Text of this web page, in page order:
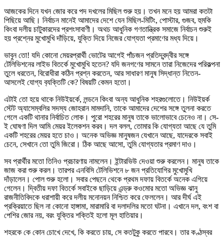
আজকের দিনে যখন জোর করে পদ দখলের মিছিল শুরু হয়। তখন মনে হয় আমরা কতটা
পিছিয়ে আছি। নির্বাচন মানেই আমাদের দেশে যেন মিছিল-মিটিং, পোস্টার, গুজব, হুমকি
কিংবা দলীয় চাটুকারদের প্রশংসাবাণী। অথচ আধুনিক গণতান্ত্রিক সমাজে নির্বাচন শুরুই
হয় প্রশ্নের মুখোমুখি দাঁড়িয়ে, যুক্তি দিয়ে নিজের যোগ্যতা প্রমাণের মধ্য দিয়ে।
ভাবুন তো! যদি কোনো মেয়রপ্রার্থী ভোটের আগেই পাঁচজন প্রতিদ্বন্দ্বীর সঙ্গে
টেলিভিশনের লাইভ বিতর্কে মুখোমুখি হতেন? যদি জনগণের সামনে তারা নিজেদের পরিকল্পনা
তুলে ধরতেন, বিরোধীরা কঠিন প্রশ্ন করতেন, আর সাধারণ মানুষ সিদ্ধান্ত নিতেন-
আসলেই যোগ্য ব‍্যক্তিটি কে? বিষয়টি কেমন হতো।
এটাই তো হয়ে থাকে নিউইয়র্কে, লন্ডনে কিংবা অন্য আধুনিক শহরগুলোতে। নিউইয়র্ক
স্টেট অ্যাসেম্বলির সদস্য জোহরান মামদানি, তাকে আমাদের দেশের সঙ্গে তুলনা করতে
গেলে একটি থানার নির্বাচিত লোক। পুরো শহরের মানুষ তাকে ভালোভাবে চেনেও না। সে-
ই ঘোষণা দিল আমি মেয়র ইলেকশন করব। দল বলল, তোমার কি যোগ্যতা আছে যে তুমি
একটি শহরের মেয়র হতে চাও। অনেক অভিজ্ঞ মানুষজন যেখানে আছে, যাদেরকে সবাই
চেনে, সেখানে তো তুমি জিরো। ঠিক আছে আসো, তুমি যোগ্যতার প্রমাণ দাও।
সব প্রার্থীর মতো তিনিও প্রচারণায় নামলেন। ইন্টারভিউ দেওয়া শুরু করলেন। মানুষ তাকে
জাজ করা শুরু করল। তারপর এনবিসি টেলিভিশনে ৮ জন প্রতিযোগির মুখোমুখি
দাঁড়ালেন। পোল শুরু হলো। সবার পেছনে থেকে প্রথম দফায় বিতর্কে অনেক এগিয়ে
গেলেন। দ্বিতীয় দফা বিতর্কে সবাইকে ছাড়িয়ে এন্ড্রু কওমোর মতো অভিজ্ঞ ঝানু
রাজনীতিবিদকে ধরাশায়ী করে দলীয় মনোনয়ন নিশ্চিত করে ফেললেন। আর দীর্ঘ এই
প্রক্রিয়াতে ছিল না কোনো হাঙ্গামা, মারামারি বা দলাদলির মতো ঘটনা। এখানে দল, বংশ বা
পেশির জোর নয়, বরং যুক্তির শক্তিই হলো মূল হাতিয়ার।
শহরকে কে কোন চোখে দেখে, কি করতে চায়, সে কতটুকু করতে পারবে। তার কণ্ঠস্বর